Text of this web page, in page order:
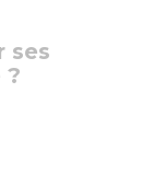
ses
?